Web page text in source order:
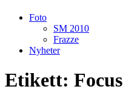
Foto
SM 2010
Frazze
Nyheter
Etikett: Focus